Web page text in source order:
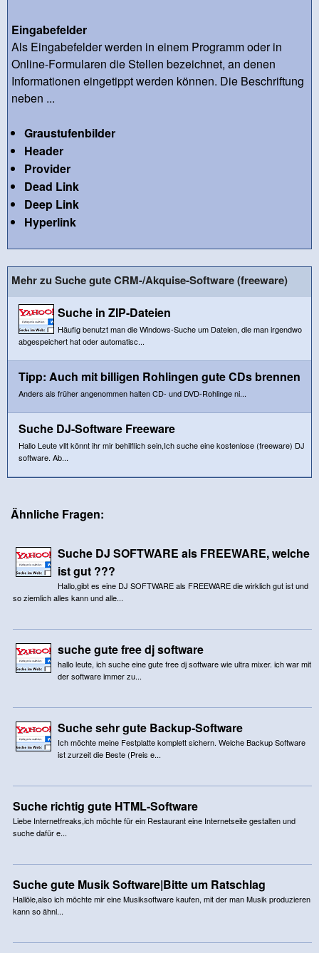
Eingabefelder
Als Eingabefelder werden in einem Programm oder in
Online-Formularen die Stellen bezeichnet, an denen
Informationen eingetippt werden können. Die Beschriftung
neben ...
Graustufenbilder
Header
Provider
Dead Link
Deep Link
Hyperlink
Mehr zu Suche gute CRM-/Akquise-Software (freeware)
Suche in ZIP-Dateien
Häufig benutzt man die Windows-Suche um Dateien, die man irgendwo
abgespeichert hat oder automatisc...
Tipp: Auch mit billigen Rohlingen gute CDs brennen
Anders als früher angenommen halten CD- und DVD-Rohlinge ni...
Suche DJ-Software Freeware
Hallo Leute vllt könnt ihr mir behilflich sein,Ich suche eine kostenlose (freeware) DJ
software. Ab...
Ähnliche Fragen:
Suche DJ SOFTWARE als FREEWARE, welche
ist gut ???
Hallo,gibt es eine DJ SOFTWARE als FREEWARE die wirklich gut ist und
so ziemlich alles kann und alle...
suche gute free dj software
hallo leute, ich suche eine gute free dj software wie ultra mixer. ich war mit
der software immer zu...
Suche sehr gute Backup-Software
Ich möchte meine Festplatte komplett sichern. Welche Backup Software
ist zurzeit die Beste (Preis e...
Suche richtig gute HTML-Software
Liebe Internetfreaks,ich möchte für ein Restaurant eine Internetseite gestalten und
suche dafür e...
Suche gute Musik Software|Bitte um Ratschlag
Hallöle,also ich möchte mir eine Musiksoftware kaufen, mit der man Musik produzieren
kann so ähnl...